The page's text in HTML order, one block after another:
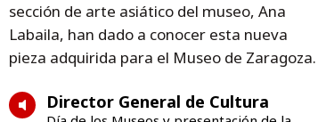
sección de arte asiático del museo, Ana
Labaila, han dado a conocer esta nueva
pieza adquirida para el Museo de Zaragoza.
Director General de Cultura